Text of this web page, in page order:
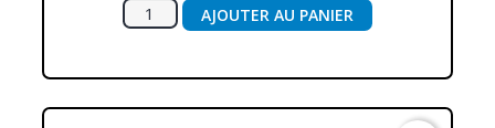
AJOUTER AU PANIER